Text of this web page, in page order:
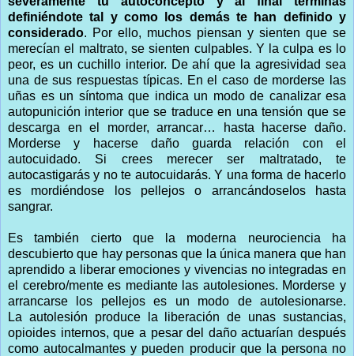
definiéndote tal y como los demás te han definido y
considerado. Por ello, muchos piensan y sienten que se
merecían el maltrato, se sienten culpables. Y la culpa es lo
peor, es un cuchillo interior. De ahí que la agresividad sea
una de sus respuestas típicas. En el caso de morderse las
uñas es un síntoma que indica un modo de canalizar esa
autopunición interior que se traduce en una tensión que se
descarga en el morder, arrancar… hasta hacerse daño.
Morderse y hacerse daño guarda relación con el
autocuidado. Si crees merecer ser maltratado, te
autocastigarás y no te autocuidarás. Y una forma de hacerlo
es mordiéndose los pellejos o arrancándoselos hasta
sangrar.
Es también cierto que la moderna neurociencia ha
descubierto que hay personas que la única manera que han
aprendido a liberar emociones y vivencias no integradas en
el cerebro/mente es mediante las autolesiones. Morderse y
arrancarse los pellejos es un modo de autolesionarse.
La autolesión produce la liberación de unas sustancias,
opioides internos, que a pesar del daño actuarían después
como autocalmantes y pueden producir que la persona no